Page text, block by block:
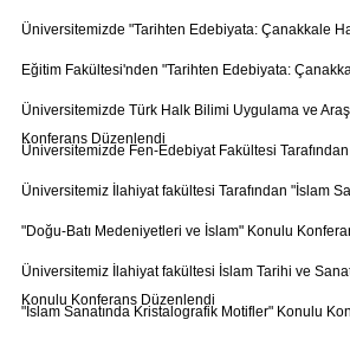
Üniversitemizde "Tarihten Edebiyata: Çanakkale
Eğitim Fakültesi'nden "Tarihten Edebiyata:
Üniversitemizde Türk Halk Bilimi Uygulama ve
Konferans Düzenlendi
Üniversitemizde Fen-Edebiyat Fakültesi
Üniversitemiz İlahiyat fakültesi Tarafından "İslam
"Doğu-Batı Medeniyetleri ve İslam" Konulu
Üniversitemiz İlahiyat fakültesi İslam Tarihi ve
Konulu Konferans Düzenlendi
"İslam Sanatında Kristalografik Motifler" Konulu